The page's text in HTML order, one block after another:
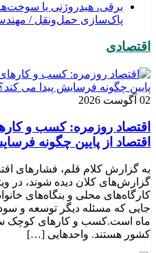
برقی، هیدروژنی یا
پاک‌سازی حمل‌ونقل /
اقتصادی
02 آگوست 2026
اقتصاد روزمره: کسب‌ و
اقتصاد از پایین چگونه
به گزارش کلام قلم، فشارهای
گزارش‌های کلان دیده شوند، در
کارگاه‌های محلی و بنگاه‌های
جایی که مسئله دیگر توسعه و سود
ماه است.کسب‌ و کارهای کوچک
کشور هستند. واحدهایی […]